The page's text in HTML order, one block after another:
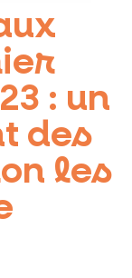
: un
des
les